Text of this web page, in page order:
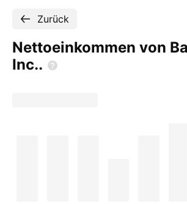
Zurück
Nettoeinkommen von
Inc..